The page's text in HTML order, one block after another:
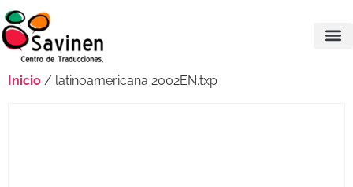
Inicio / latinoamericana 2002EN.txp